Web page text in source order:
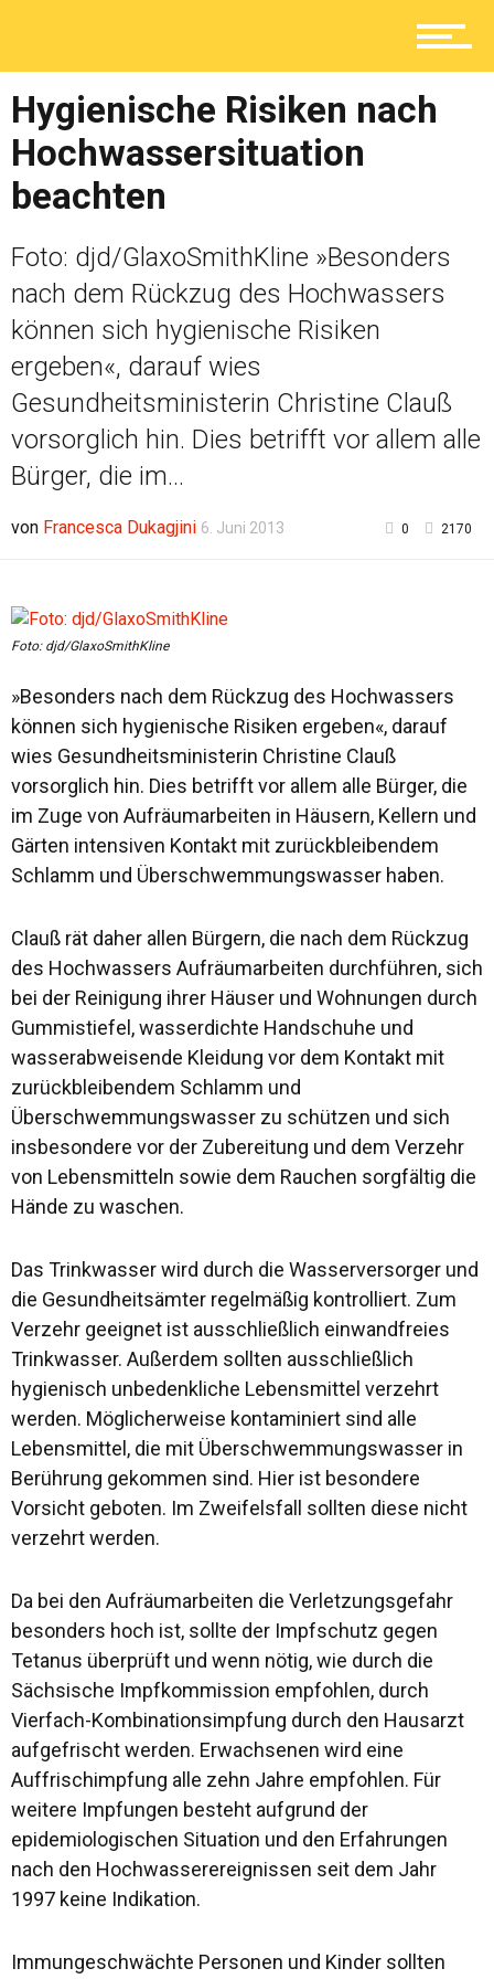
Ratgeber
Service
Kolumne
Shop
Hygienische Risiken nach
Hochwassersituation
beachten
Foto: djd/GlaxoSmithKline »Besonders
nach dem Rückzug des Hochwassers
können sich hygienische Risiken
ergeben«, darauf wies
Gesundheitsministerin Christine Clauß
vorsorglich hin. Dies betrifft vor allem alle
Bürger, die im...
von Francesca Dukagjini 6. Juni 2013 0 2170
Foto: djd/GlaxoSmithKline
»Besonders nach dem Rückzug des Hochwassers
können sich hygienische Risiken ergeben«, darauf
wies Gesundheitsministerin Christine Clauß
vorsorglich hin. Dies betrifft vor allem alle Bürger, die
im Zuge von Aufräumarbeiten in Häusern, Kellern und
Gärten intensiven Kontakt mit zurückbleibendem
Schlamm und Überschwemmungswasser haben.
Clauß rät daher allen Bürgern, die nach dem Rückzug
des Hochwassers Aufräumarbeiten durchführen, sich
bei der Reinigung ihrer Häuser und Wohnungen durch
Gummistiefel, wasserdichte Handschuhe und
wasserabweisende Kleidung vor dem Kontakt mit
zurückbleibendem Schlamm und
Überschwemmungswasser zu schützen und sich
insbesondere vor der Zubereitung und dem Verzehr
von Lebensmitteln sowie dem Rauchen sorgfältig die
Hände zu waschen.
Das Trinkwasser wird durch die Wasserversorger und
die Gesundheitsämter regelmäßig kontrolliert. Zum
Verzehr geeignet ist ausschließlich einwandfreies
Trinkwasser. Außerdem sollten ausschließlich
hygienisch unbedenkliche Lebensmittel verzehrt
werden. Möglicherweise kontaminiert sind alle
Lebensmittel, die mit Überschwemmungswasser in
Berührung gekommen sind. Hier ist besondere
Vorsicht geboten. Im Zweifelsfall sollten diese nicht
verzehrt werden.
Da bei den Aufräumarbeiten die Verletzungsgefahr
besonders hoch ist, sollte der Impfschutz gegen
Tetanus überprüft und wenn nötig, wie durch die
Sächsische Impfkommission empfohlen, durch
Vierfach-Kombinationsimpfung durch den Hausarzt
aufgefrischt werden. Erwachsenen wird eine
Auffrischimpfung alle zehn Jahre empfohlen. Für
weitere Impfungen besteht aufgrund der
epidemiologischen Situation und den Erfahrungen
nach den Hochwasserereignissen seit dem Jahr
1997 keine Indikation.
Immungeschwächte Personen und Kinder sollten